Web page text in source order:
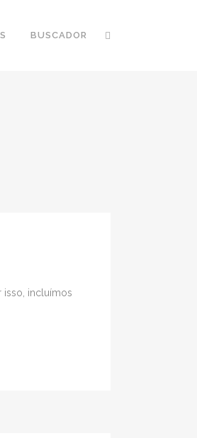
BUSCADOR
isso, incluímos